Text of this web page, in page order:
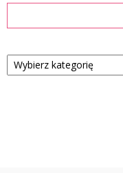
Kategorie